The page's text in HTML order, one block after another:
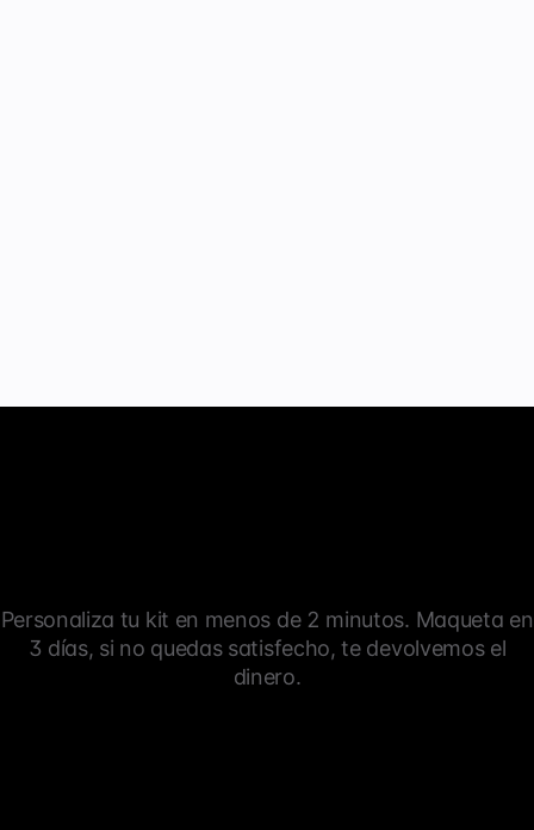
Personaliza tu kit en menos de 2 minutos. Maqueta en
3 días, si no quedas satisfecho, te devolvemos el
dinero.